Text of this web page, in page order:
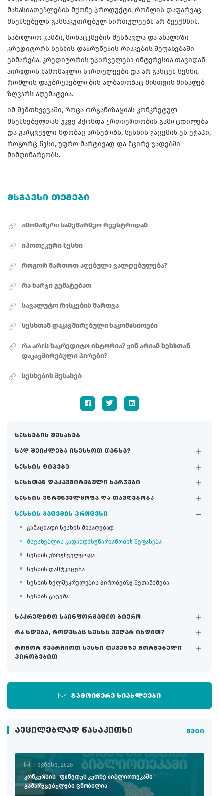
სესხების შესახებ
სად შეიძლება ისესხოთ თანხა?
სესხის ტიპები
სესხთან დაკავშირებული ხარჯები
სესხის უზრუნველყოფა და თავდებობა
სესხის გაცემის პროცესი
განაცხადი სესხის მისაღებად
მსესხებლის გადახდისუნარიანობის შეფასება
სესხის უზრუნველყოფა
სესხის დამტკიცება
სესხის ხელშეკრულების პირობებზე შეთანხმება
სესხის გაცემა
საკრედიტო საინფორმაციო ბიურო
რა ხდება, როდესაც სესხს ვეღარ იხდით?
როგორ შეარჩიოთ სესხი თქვენზე მორგებული
პირობებით
გამოიწერე სიახლეები
ᲐᲣᲪᲘᲚᲔᲑᲚᲐᲓ ᲬᲐᲡᲐᲙᲘᲗᲮᲘ მეტი
1 ივნისი, 2026
კონკურსის "ფინედუს კუთხე ბიბლიოთეკაში"
გამარჯვებულები ცნობილია
მახასიათებლების მქონე პროდუქტი, რომლის დაფარვაც
მსესხებელს განსაკუთრებულ სირთულეებს არ შეუქმნის.
საბოლოო ჯამში, მონაცემების შესწავლა და ანალიზი
კრედიტორს სესხის დაბრუნების რისკების შეფასებაში
ეხმარება. კრედიტორის უპირველესი ინტერესია თავიდან
აირიდოს სამომავლო სირთულეები და არ გასცეს სესხი,
რომლის დაუბრუნებლობის ალბათობაც მისთვის მისაღებ
ზღვარს აღემატება.
იმ შემთხვევაში, როცა ორგანიზაციას კონკრეტულ
მსესხებელთან უკვე ჰქონდა ურთიერთობის გამოცდილება
და გარკვეული ნდობაც არსებობს, სესხის გაცემის ეს ეტაპი,
როგორც წესი, უფრო მარტივად და მცირე ვადებში
მიმდინარეობს.
ᲛᲡᲒᲐᲕᲡᲘ ᲗᲔᲛᲔᲑᲘ
ამონაწერი სამეწარმეო რეესტრიდან
იპოთეკური სესხი
როგორ მართოთ აღებული ვალდებულება?
რა ხარჯი გემატებათ
სავალუტო რისკების მართვა
სესხთან დაკავშირებული საკომისიოები
რა არის საკრედიტო ისტორია? ვინ არიან სესხთან
დაკავშირებული პირები?
სესხების შესახებ